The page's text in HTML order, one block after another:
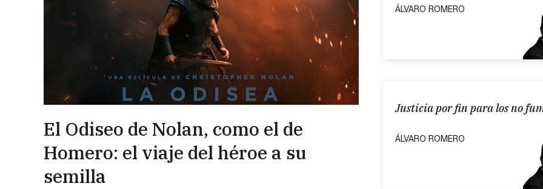
El Odiseo de Nolan, como el de
Homero: el viaje del héroe a su
semilla
ÁLVARO ROMERO
Justicia por fin para los no
ÁLVARO ROMERO